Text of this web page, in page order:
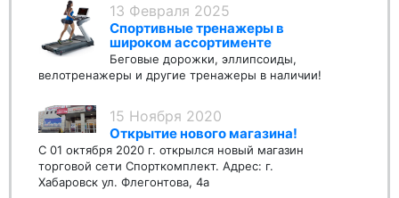
13 Февраля 2025
Спортивные тренажеры в
широком ассортименте
Беговые дорожки, эллипсоиды,
велотренажеры и другие тренажеры в наличии!
15 Ноября 2020
Открытие нового магазина!
С 01 октября 2020 г. открылся новый магазин
торговой сети Спорткомплект. Адрес: г.
Хабаровск ул. Флегонтова, 4а